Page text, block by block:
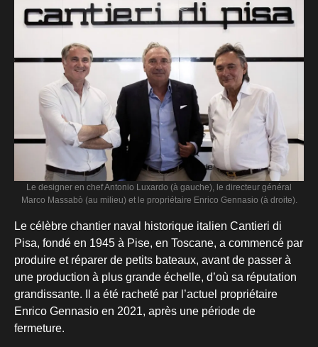
Le designer en chef Antonio Luxardo (à gauche), le directeur général
Marco Massabò (au milieu) et le propriétaire Enrico Gennasio (à droite).
Le célèbre chantier naval historique italien Cantieri di
Pisa, fondé en 1945 à Pise, en Toscane, a commencé par
produire et réparer de petits bateaux, avant de passer à
une production à plus grande échelle, d’où sa réputation
grandissante. Il a été racheté par l’actuel propriétaire
Enrico Gennasio en 2021, après une période de
fermeture.